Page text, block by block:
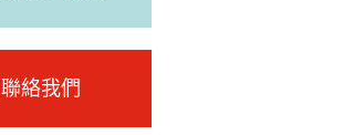
聯絡我們